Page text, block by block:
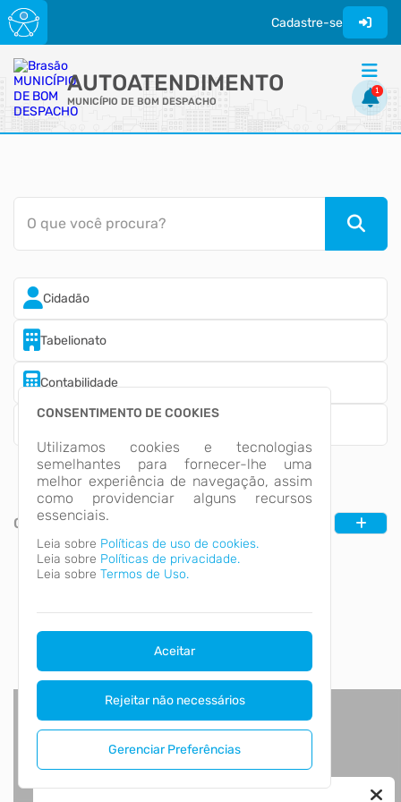
Cadastre-se
AUTOATENDIMENTO
MUNICÍPIO DE BOM DESPACHO
1
Cidadão
Transparência
O que você procura?
Cidadão
Tabelionato
Contabilidade
CATEGORIAS
CONSENTIMENTO DE COOKIES
Utilizamos cookies e tecnologias
semelhantes para fornecer-lhe uma
melhor experiência de navegação, assim
como providenciar alguns recursos
essenciais.
Leia sobre Políticas de uso de cookies.
Leia sobre Políticas de privacidade.
Leia sobre Termos de Uso.
Aceitar
Rejeitar não necessários
Gerenciar Preferências